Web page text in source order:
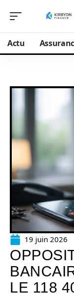
Actu
19 juin 2026
LE 118